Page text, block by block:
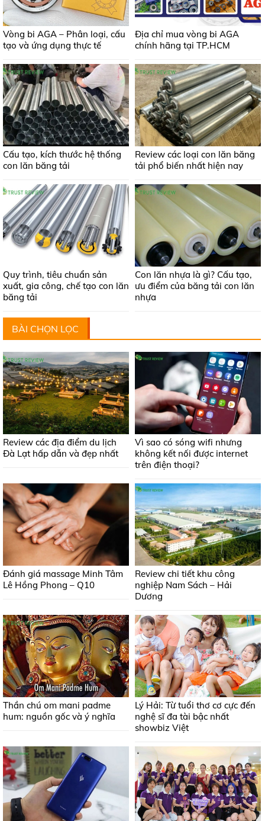
Vòng bi AGA – Phân loại, cấu
tạo và ứng dụng thực tế
Địa chỉ mua vòng bi AGA
chính hãng tại TP.HCM
Cấu tạo, kích thước hệ thống
con lăn băng tải
Review các loại con lăn băng
tải phổ biến nhất hiện nay
Quy trình, tiêu chuẩn sản
xuất, gia công, chế tạo con lăn
băng tải
Con lăn nhựa là gì? Cấu tạo,
ưu điểm của băng tải con lăn
nhựa
BÀI CHỌN LỌC
Review các địa điểm du lịch
Đà Lạt hấp dẫn và đẹp nhất
Vì sao có sóng wifi nhưng
không kết nối được internet
trên điện thoại?
Đánh giá massage Minh Tâm
Lê Hồng Phong – Q10
Review chi tiết khu công
nghiệp Nam Sách – Hải
Dương
Thần chú om mani padme
hum: nguồn gốc và ý nghĩa
Lý Hải: Từ tuổi thơ cơ cực đến
nghệ sĩ đa tài bậc nhất
showbiz Việt